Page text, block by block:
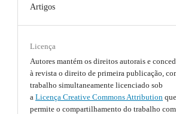
Artigos
Licença
Autores mantém os direitos autorais e
à revista o direito de primeira publicação,
trabalho simultaneamente licenciado sob
a Licença Creative Commons Attribution que
permite o compartilhamento do trabalho com